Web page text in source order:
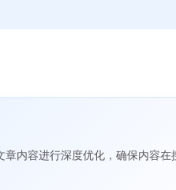
章内容进行深度优化，确保内容在